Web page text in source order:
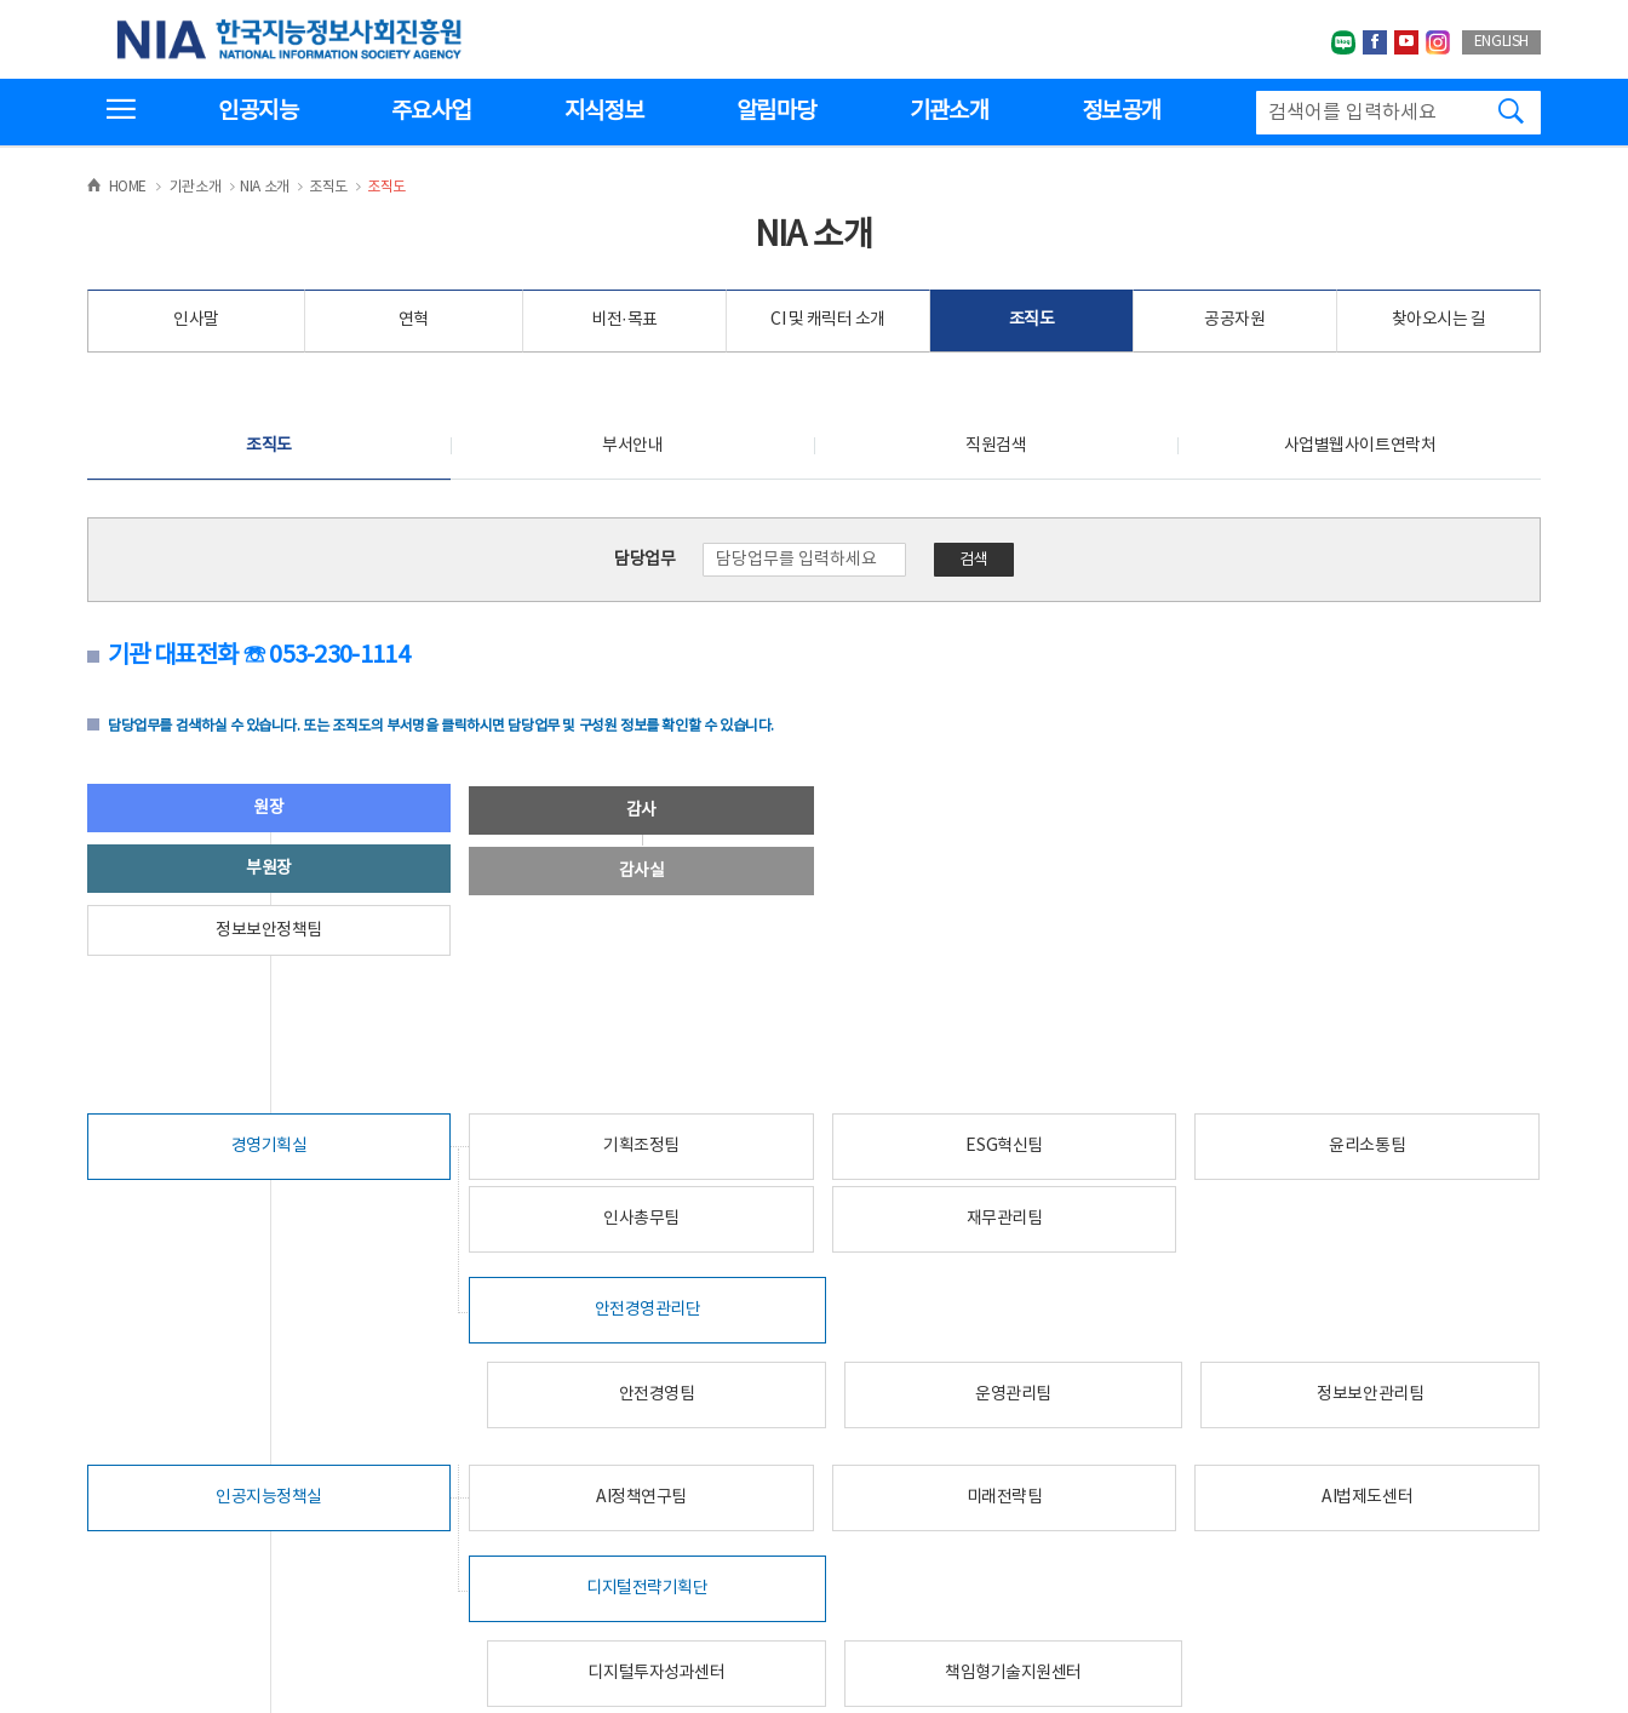
기
한국지능정보사회진흥원
네이버블로그
페이스북
유투브인스타그랩
ENGLISH
인공지능 주요사업 지식정보 알림마당 기관소개 정보공개
HOME >
기관소개 >NIA 소개 >
조직도 >
조직도
NIA 소개
인사말 연혁 비전·목표 CI 및 캐릭터 소개 조직도 공공자원 찾아오시는 길
조직도 부서안내 직원검색 사업별웹사이트연락처
담당업무 검색
기관 대표전화 ☏ 053-230-1114
담당업무를 검색하실 수 있습니다. 또는 조직도의 부서명을 클릭하시면 담당업무 및 구성원 정보를 확인할 수 있습니다.
원장
부원장
정보보안정책팀
감사
감사실
경영기획실 기획조정팀 ESG혁신팀 윤리소통팀
인사총무팀 재무관리팀
안전경영관리단
안전경영팀 운영관리팀 정보보안관리팀
인공지능정책실 AI정책연구팀 미래전략팀 AI법제도센터
디지털전략기획단
디지털투자성과센터 책임형기술지원센터